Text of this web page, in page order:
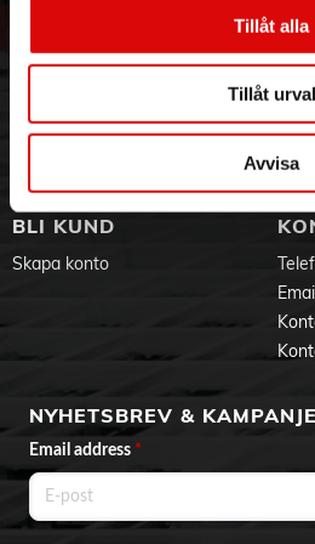
Tillåt alla
Tillåt urval
Avvisa
Visselblåsning
Aktuellt på Order
Om
BLI KUND
Skapa konto
NYHETSBREV &
Email address *